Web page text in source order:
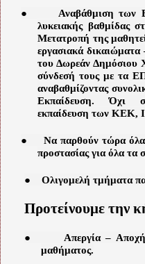
●
Αναβάθμιση των
λυκειακής
Μετατροπή της
εργασιακά δικαιώματα
του Δωρεάν Δημόσιου
σύνδεσή τους με τα
αναβαθμίζοντας
Εκπαίδευση. Όχι
εκπαίδευση των ΚΕΚ,
●
Να παρθούν τώρα όλα
προστασίας για όλα τα
● Ολιγομελή τμήματα
Προτείνουμε την
●
Απεργία –
μαθήματος.